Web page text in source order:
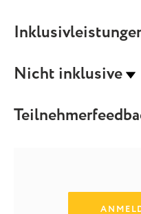
Nicht inklusive